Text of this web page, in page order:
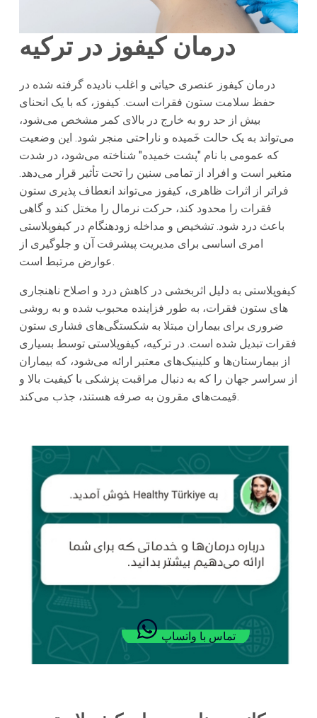
درمان کیفوز در ترکیه
درمان کیفوز عنصری حیاتی و اغلب نادیده گرفته شده در
حفظ سلامت ستون فقرات است. کیفوز، که با یک انحنای
بیش از حد رو به خارج در بالای کمر مشخص می‌شود،
می‌تواند به یک حالت خَمیده و ناراحتی منجر شود. این وضعیت
که عمومی با نام "پشت خمیده" شناخته می‌شود، در شدت
متغیر است و افراد از تمامی سنین را تحت تأثیر قرار می‌دهد.
فراتر از اثرات ظاهری، کیفوز می‌تواند انعطاف پذیری ستون
فقرات را محدود کند، حرکت نرمال را مختل کند و گاهی
باعث درد شود. تشخیص و مداخله زودهنگام در کیفوپلاستی
امری اساسی برای مدیریت پیشرفت آن و جلوگیری از
عوارض مرتبط است.
کیفوپلاستی به دلیل اثربخشی در کاهش درد و اصلاح ناهنجاری
های ستون فقرات، به طور فزاینده محبوب شده و به روشی
ضروری برای بیماران مبتلا به شکستگی‌های فشاری ستون
فقرات تبدیل شده است. در ترکیه، کیفوپلاستی توسط بسیاری
از بیمارستان‌ها و کلینیک‌های معتبر ارائه می‌شود، که بیماران
از سراسر جهان را که به دنبال مراقبت پزشکی با کیفیت بالا و
قیمت‌های مقرون به صرفه هستند، جذب می‌کند.
تماس با واتساپ